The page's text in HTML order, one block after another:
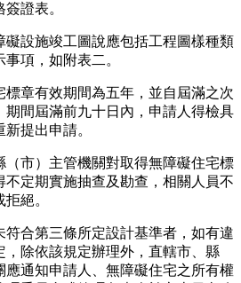
證表。
礙設施竣工圖說應包括工程圖樣種類
項，如附表二。
章有效期間為五年，並自屆滿之次
期間屆滿前九十日內，申請人得檢具
提出申請。
市）主管機關對取得無障礙住宅標
不定期實施抽查及勘查，相關人員不
絕。
符合第三條所定設計基準者，如有違
，除依該規定辦理外，直轄市、縣
應通知申請人、無障礙住宅之所有權